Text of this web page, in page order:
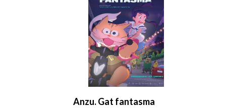
Anzu. Gat fantasma